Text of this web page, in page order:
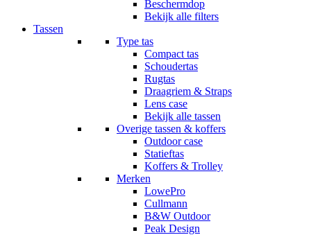
Beschermdop
Bekijk alle filters
Tassen
Type tas
Compact tas
Schoudertas
Rugtas
Draagriem & Straps
Lens case
Bekijk alle tassen
Overige tassen & koffers
Outdoor case
Statieftas
Koffers & Trolley
Merken
LowePro
Cullmann
B&W Outdoor
Peak Design